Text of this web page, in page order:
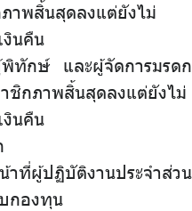
าพสิ้นสุดลงแต่ยังไม่
นคืน
ทักษ์ และผู้จัดการมรดก
ชิกภาพสิ้นสุดลงแต่ยังไม่
นคืน
ปฏิบัติงานประจำส่วน
กองทุน